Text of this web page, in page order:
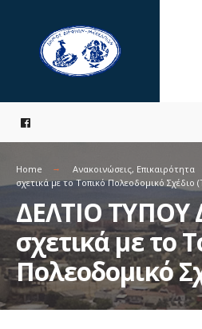
content
Home Ανακοινώσεις, Επικαιρότητα
σχετικά με το Τοπικό Πολεοδομικό Σχέδιο
ΔΕΛΤΙΟ ΤΥΠΟΥ
σχετικά με το
Πολεοδομικό
for: